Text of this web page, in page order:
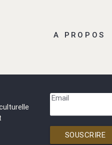
A PROPOS
Email
SOUSCRIRE